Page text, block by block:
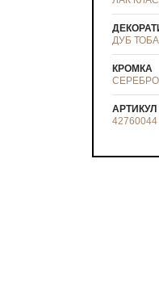
ДУБ
КРОМКА
СЕРЕБРО
АРТИКУЛ
42760044